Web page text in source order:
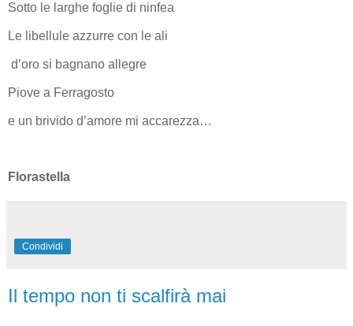
Sotto le larghe foglie di ninfea
Le libellule azzurre con le ali
d’oro si bagnano allegre
Piove a Ferragosto
e un brivido d’amore mi accarezza…
Florastella
Condividi
Il tempo non ti scalfirà mai